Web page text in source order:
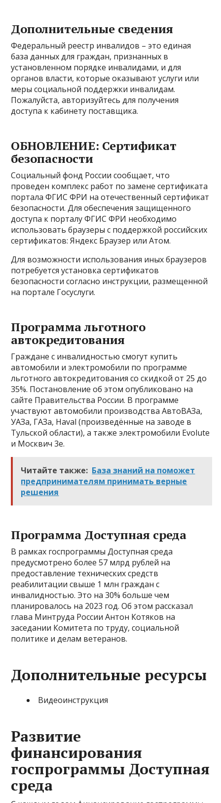
Дополнительные сведения
Федеральный реестр инвалидов – это единая
база данных для граждан, признанных в
установленном порядке инвалидами, и для
органов власти, которые оказывают услуги или
меры социальной поддержки инвалидам.
Пожалуйста, авторизуйтесь для получения
доступа к кабинету поставщика.
ОБНОВЛЕНИЕ: Сертификат
безопасности
Социальный фонд России сообщает, что
проведен комплекс работ по замене сертификата
портала ФГИС ФРИ на отечественный сертификат
безопасности. Для обеспечения защищенного
доступа к порталу ФГИС ФРИ необходимо
использовать браузеры с поддержкой российских
сертификатов: Яндекс Браузер или Атом.
Для возможности использования иных браузеров
потребуется установка сертификатов
безопасности согласно инструкции, размещенной
на портале Госуслуги.
Программа льготного
автокредитования
Граждане с инвалидностью смогут купить
автомобили и электромобили по программе
льготного автокредитования со скидкой от 25 до
35%. Постановление об этом опубликовано на
сайте Правительства России. В программе
участвуют автомобили производства АвтоВАЗа,
УАЗа, ГАЗа, Haval (произведённые на заводе в
Тульской области), а также электромобили Evolute
и Москвич 3е.
Читайте также: База знаний на поможет
предпринимателям принимать верные
решения
Программа Доступная среда
В рамках госпрограммы Доступная среда
предусмотрено более 57 млрд рублей на
предоставление технических средств
реабилитации свыше 1 млн граждан с
инвалидностью. Это на 30% больше чем
планировалось на 2023 год. Об этом рассказал
глава Минтруда России Антон Котяков на
заседании Комитета по труду, социальной
политике и делам ветеранов.
Дополнительные ресурсы
Видеоинструкция
Развитие
финансирования
госпрограммы Доступная
среда